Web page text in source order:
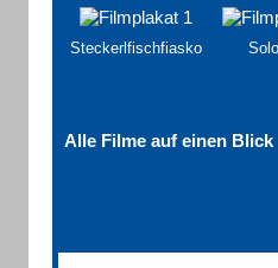
Steckerlfischfiasko
Alle Filme auf einen Blick